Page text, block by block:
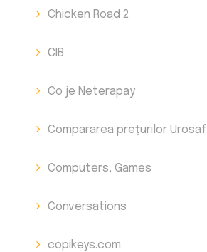
Chicken Road 2
CIB
Co je Neterapay
Compararea prețurilor Urosaf
Computers, Games
Conversations
copikeys.com